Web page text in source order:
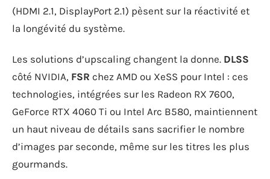
(HDMI 2.1, DisplayPort 2.1) pèsent sur la réactivité et
la longévité du système.
Les solutions d’upscaling changent la donne. DLSS
côté NVIDIA, FSR chez AMD ou XeSS pour Intel : ces
technologies, intégrées sur les Radeon RX 7600,
GeForce RTX 4060 Ti ou Intel Arc B580, maintiennent
un haut niveau de détails sans sacrifier le nombre
d’images par seconde, même sur les titres les plus
gourmands.